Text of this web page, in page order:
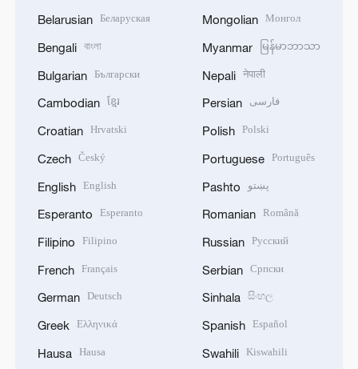
Belarusian Беларуская
Bengali বাংলা
Bulgarian Български
Cambodian ខ្មែរ
Croatian Hrvatski
Czech Český
English English
Esperanto Esperanto
Filipino Filipino
French Français
German Deutsch
Greek Ελληνικά
Hausa Hausa
Mongolian Монгол
Myanmar မြန်မာဘာသာ
Nepali नेपाली
Persian فارسی
Polish Polski
Portuguese Português
Pashto پښتو
Romanian Română
Russian Русский
Serbian Српски
Sinhala සිංහල
Spanish Español
Swahili Kiswahili